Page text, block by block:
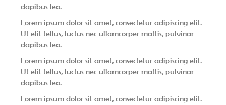
dapibus leo.
Lorem ipsum dolor sit amet, consectetur adipiscing elit.
Ut elit tellus, luctus nec ullamcorper mattis, pulvinar
dapibus leo.
Lorem ipsum dolor sit amet, consectetur adipiscing elit.
Ut elit tellus, luctus nec ullamcorper mattis, pulvinar
dapibus leo.
Lorem ipsum dolor sit amet, consectetur adipiscing elit.